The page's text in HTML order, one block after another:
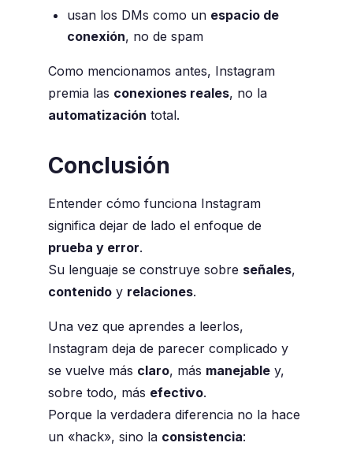
usan los DMs como un espacio de
conexión, no de spam
Como mencionamos antes, Instagram
premia las conexiones reales, no la
automatización total.
Conclusión
Entender cómo funciona Instagram
significa dejar de lado el enfoque de
prueba y error.
Su lenguaje se construye sobre señales,
contenidoy relaciones.
Una vez que aprendes a leerlos,
Instagram deja de parecer complicado y
se vuelve más claro, más manejabley,
sobre todo, más efectivo.
Porque la verdadera diferencia no la hace
un «hack», sino la consistencia: